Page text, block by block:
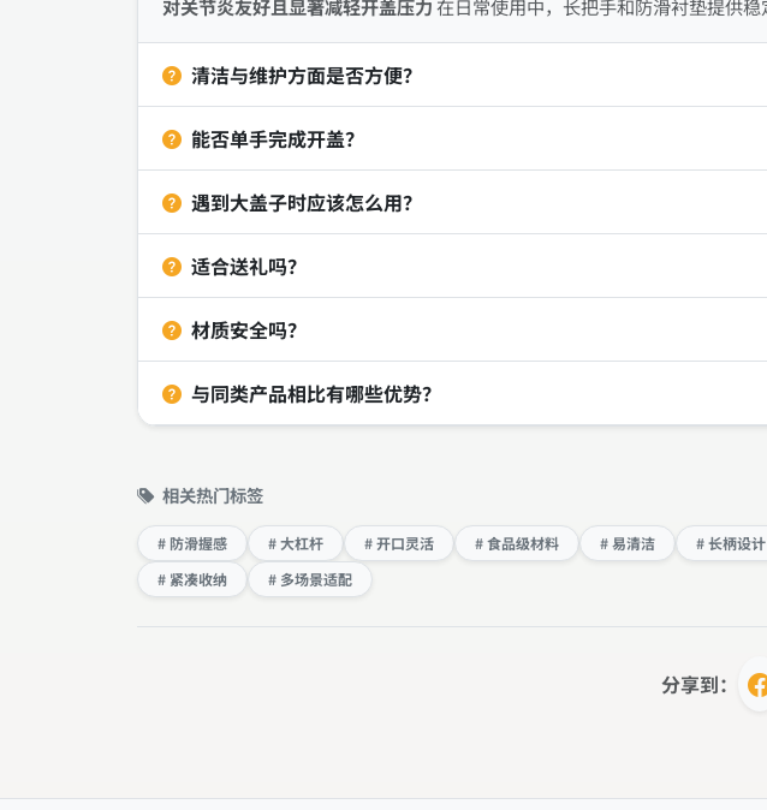
对关节炎友好且显著减轻开盖压力在日常使用中，长把手和防滑衬垫提供
清洁与维护方面是否方便？
能否单手完成开盖？
遇到大盖子时应该怎么用？
适合送礼吗？
材质安全吗？
与同类产品相比有哪些优势？
相关热门标签
# 防滑握感 # 大杠杆 # 开口灵活 # 食品级材料 # 易清洁 # 长柄设计
# 紧凑收纳
# 多场景适配
分享到：